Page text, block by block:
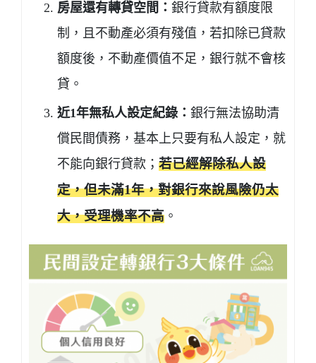
房屋還有轉貸空間： 銀行貸款有額度限
制，且不動產必須有殘值，若扣除已貸款
額度後，不動產價值不足，銀行就不會核
貸。
近1年無私人設定紀錄： 銀行無法協助清
償民間債務，基本上只要有私人設定，就
不能向銀行貸款； 若已經解除私人設
定，但未滿1年，對銀行來說風險仍太
大，受理機率不高 。